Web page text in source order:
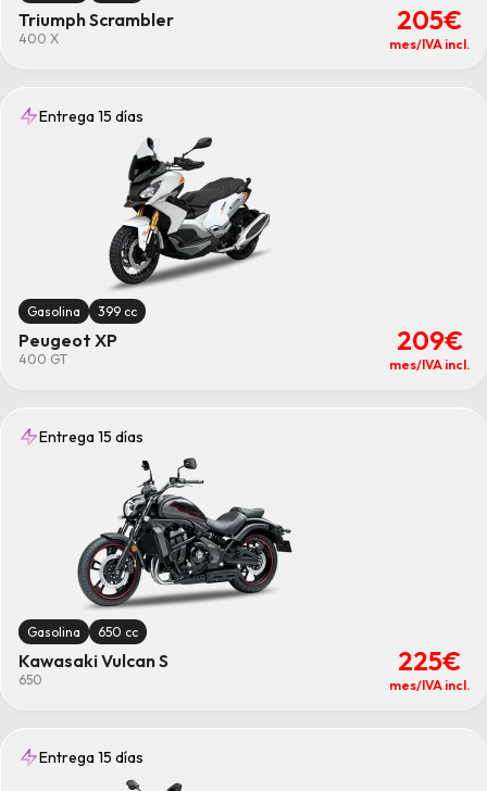
Triumph Scrambler
400 X
205€
mes/IVA incl.
Entrega 15 días
Gasolina 399 cc
Peugeot XP
400 GT
209€
mes/IVA incl.
Entrega 15 días
Gasolina 650 cc
Kawasaki Vulcan S
650
225€
mes/IVA incl.
Entrega 15 días